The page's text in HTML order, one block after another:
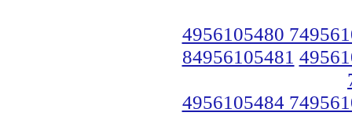
4956105480
84956105481
4956105484